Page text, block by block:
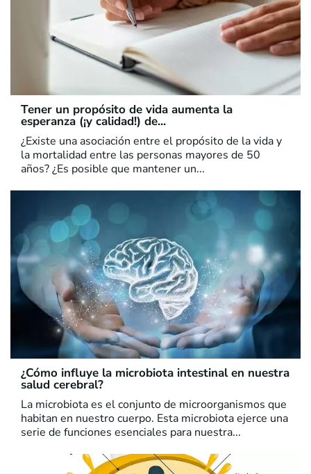
Tener un propósito de vida aumenta la
esperanza (¡y calidad!) de...
¿Existe una asociación entre el propósito de la vida y
la mortalidad entre las personas mayores de 50
años? ¿Es posible que mantener un...
¿Cómo influye la microbiota intestinal en nuestra
salud cerebral?
La microbiota es el conjunto de microorganismos que
habitan en nuestro cuerpo. Esta microbiota ejerce una
serie de funciones esenciales para nuestra...